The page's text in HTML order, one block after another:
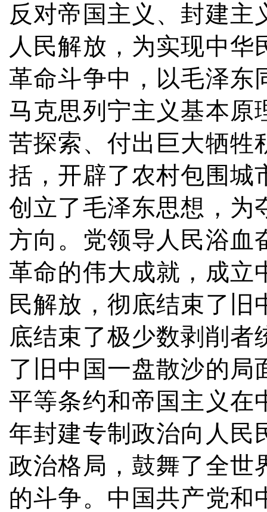
反对帝国主义、封建主
人民解放，为实现中
革命斗争中，以毛泽东
马克思列宁主义基本原
苦探索、付出巨大牺牲
括，开辟了农村包围城
创立了毛泽东思想，为
方向。党领导人民浴血
革命的伟大成就，成立
民解放，彻底结束了旧
底结束了极少数剥削者
了旧中国一盘散沙的局
平等条约和帝国主义在
年封建专制政治向人民
政治格局，鼓舞了全世
的斗争。中国共产党和